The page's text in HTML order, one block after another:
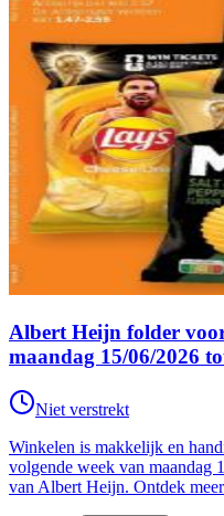
Albert Heijn folder
maandag 15/06/2026
Niet verstrekt
Winkelen is makkelijk en
volgende week van maandag
van Albert Heijn. Ontdek